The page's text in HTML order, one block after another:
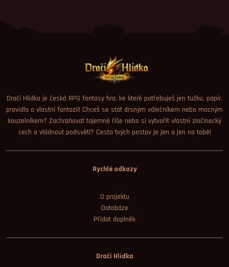
Dračí Hlídka je česká RPG fantasy hra, ke které potřebuješ jen tužku, papír,
pravidla a vlastní fantazii! Chceš se stát drsným válečníkem nebo mocným
kouzelníkem? Zachraňovat tajemné říše nebo si vytvořit vlastní zločinecký
cech a vládnout podsvětí? Cesta tvých postav je jen a jen na tobě!
Rychlé odkazy
O projektu
Databáze
Přidat doplněk
Dračí Hlídka